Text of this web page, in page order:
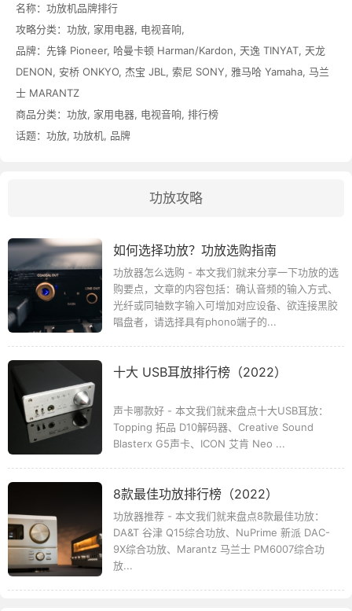
名称： 功放机品牌排行
攻略分类： 功放, 家用电器, 电视音响,
品牌： 先锋 Pioneer, 哈曼卡顿 Harman/Kardon, 天逸 TINYAT, 天龙
DENON, 安桥 ONKYO, 杰宝 JBL , 索尼 SONY, 雅马哈 Yamaha, 马兰
士 MARANTZ
商品分类： 功放, 家用电器, 电视音响, 排行榜
话题： 功放, 功放机, 品牌
功放攻略
如何选择功放？功放选购指南
功放器怎么选购 - 本文我们就来分享一下功放的选
购要点，文章的内容包括：确认音频的输入方式、
光纤或同轴数字输入可增加对应设备、欲连接黑胶
唱盘者，请选择具有phono端子的...
十大 USB耳放排行榜（2022）
声卡哪款好 - 本文我们就来盘点十大USB耳放：
Topping 拓品 D10解码器、Creative Sound
Blasterx G5声卡、ICON 艾肯 Neo ...
8款最佳功放排行榜（2022）
功放器推荐 - 本文我们就来盘点8款最佳功放：
DA&T 谷津 Q15综合功放、NuPrime 新派 DAC-
9X综合功放、Marantz 马兰士 PM6007综合功
放...